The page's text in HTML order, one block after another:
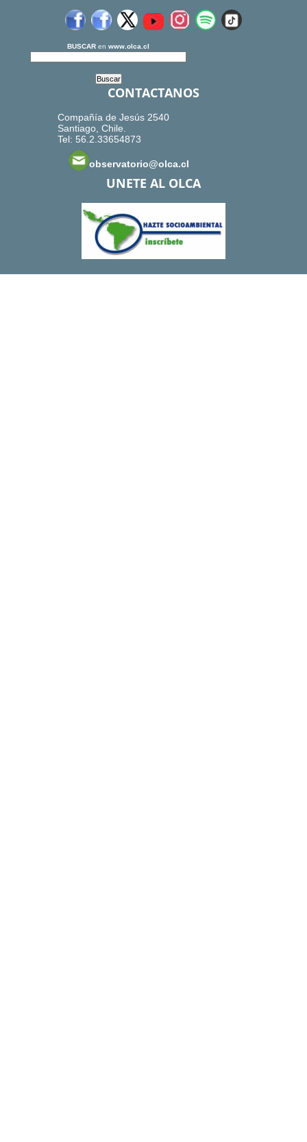
BUSCAR en www.olca.cl
CONTACTANOS
Compañía de Jesús 2540
Santiago, Chile.
Tel: 56.2.33654873
observatorio@olca.cl
UNETE AL OLCA